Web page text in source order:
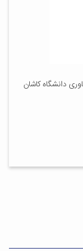
دانشگاه کاشان